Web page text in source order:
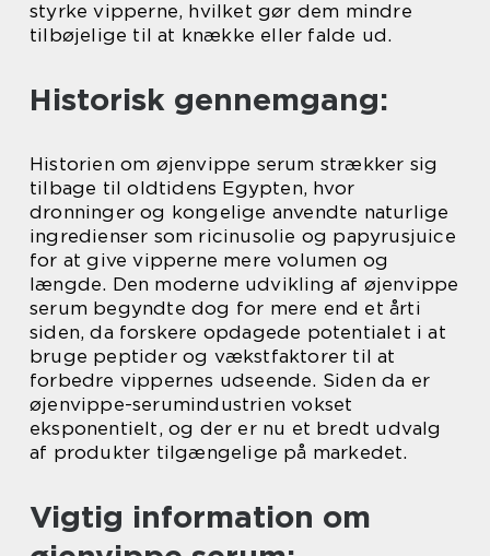
styrke vipperne, hvilket gør dem mindre
tilbøjelige til at knække eller falde ud.
Historisk gennemgang:
Historien om øjenvippe serum strækker sig
tilbage til oldtidens Egypten, hvor
dronninger og kongelige anvendte naturlige
ingredienser som ricinusolie og papyrusjuice
for at give vipperne mere volumen og
længde. Den moderne udvikling af øjenvippe
serum begyndte dog for mere end et årti
siden, da forskere opdagede potentialet i at
bruge peptider og vækstfaktorer til at
forbedre vippernes udseende. Siden da er
øjenvippe-serumindustrien vokset
eksponentielt, og der er nu et bredt udvalg
af produkter tilgængelige på markedet.
Vigtig information om